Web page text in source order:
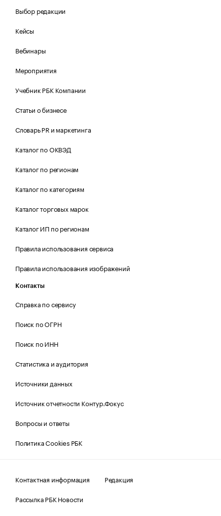
Выбор редакции
Кейсы
Вебинары
Мероприятия
Учебник РБК Компании
Статьи о бизнесе
Словарь PR и маркетинга
Каталог по ОКВЭД
Каталог по регионам
Каталог по категориям
Каталог торговых марок
Каталог ИП по регионам
Правила использования сервиса
Правила использования изображений
Контакты
Справка по сервису
Поиск по ОГРН
Поиск по ИНН
Статистика и аудитория
Источники данных
Источник отчетности Контур.Фокус
Вопросы и ответы
Политика Cookies РБК
Контактная информация
Редакция
Рассылка РБК Новости